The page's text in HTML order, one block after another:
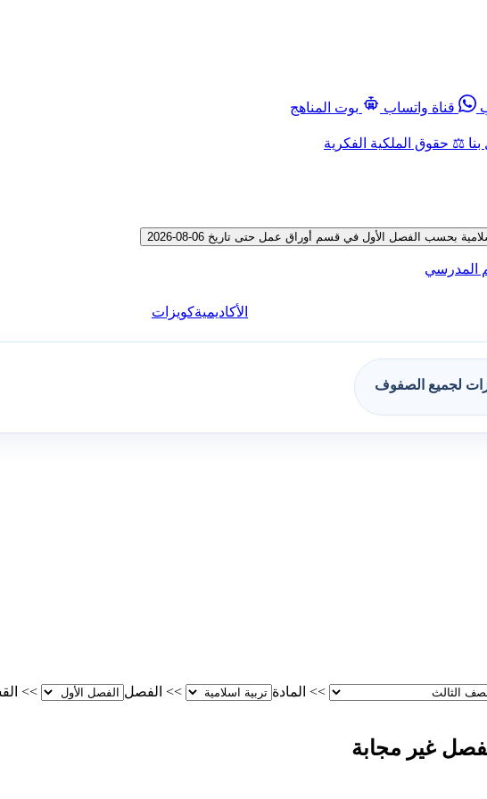
قناة واتساب
بوت المناهج
⚖️ حقوق الملكية الفكرية
بحسب الفصل الأول في قسم أوراق عمل حتى تاريخ 06-08-2026
المدرسي
الأكاديميةكويزات
لجميع الصفوف
>> المادة >> الفصل >>
غير مجابة